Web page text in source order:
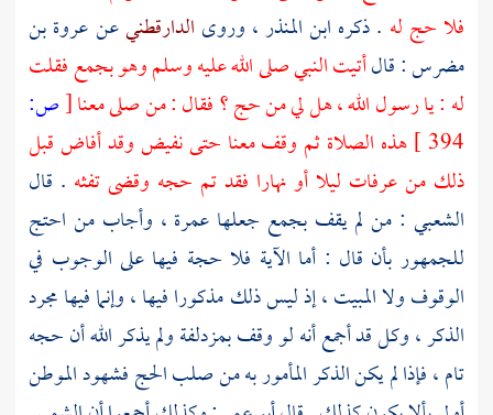
فلا حج له . ذكره ابن المنذر، وروى الدارقطنيعنعروة بن
مضرس: قالأتيت النبي صلى الله عليه وسلم وهوبجمعفقلت
له : يا رسول الله ، هل لي من حج ؟ فقال : من صلى معنا[ص:
394 ] هذه الصلاة ثم وقف معنا حتى نفيض وقد أفاض قبل
ذلك منعرفات ليلا أو نهارا فقد تم حجه وقضى تفثه . قال
الشعبي : من لم يقفبجمع جعلها عمرة ، وأجاب من احتج
للجمهور بأن قال : أما الآية فلا حجة فيها على الوجوب في
الوقوف ولا المبيت ، إذ ليس ذلك مذكورا فيها ، وإنما فيها مجرد
الذكر ، وكل قد أجمع أنه لو وقفبمزدلفةولم يذكر الله أن حجه
تام ، فإذا لم يكن الذكر المأمور به من صلب الحج فشهود الموطن